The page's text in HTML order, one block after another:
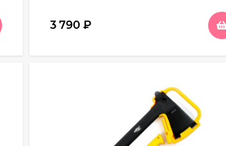
3 790₽